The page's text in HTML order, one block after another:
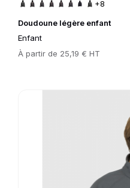
Doudoune légère enfant
Enfant
Prix
À partir de 25,19 € HT
+8